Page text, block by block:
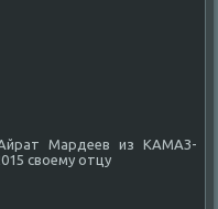
Мардеев из КАМАЗ-
своему отцу